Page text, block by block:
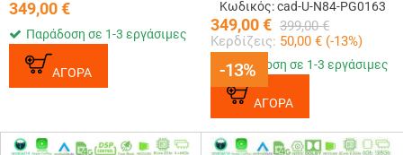
349,00€
Παράδοση σε 1-3 εργάσιμες
ΑΓΟΡΑ -13%
Κωδικός: cad-U-N84-PG0163
349,00€ 399,00 €
Κερδίζεις: 50,00 € (-13%)
-13%
Παράδοση σε 1-3 εργάσιμες
ΑΓΟΡΑ